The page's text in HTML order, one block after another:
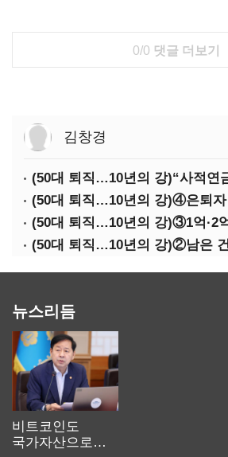
0/0 댓글 더보기
김창경
뉴스리듬
비트코인도
국가자산으로…'